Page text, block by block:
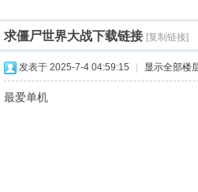
›
求僵尸世界大战下载链接 [复制链接]
发表于 2025-7-4 04:59:15 显示全部楼
最爱单机